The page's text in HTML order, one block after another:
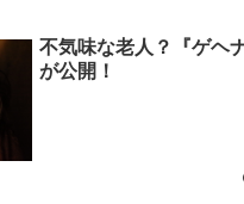
不気味な老人？『ゲヘ
が公開！